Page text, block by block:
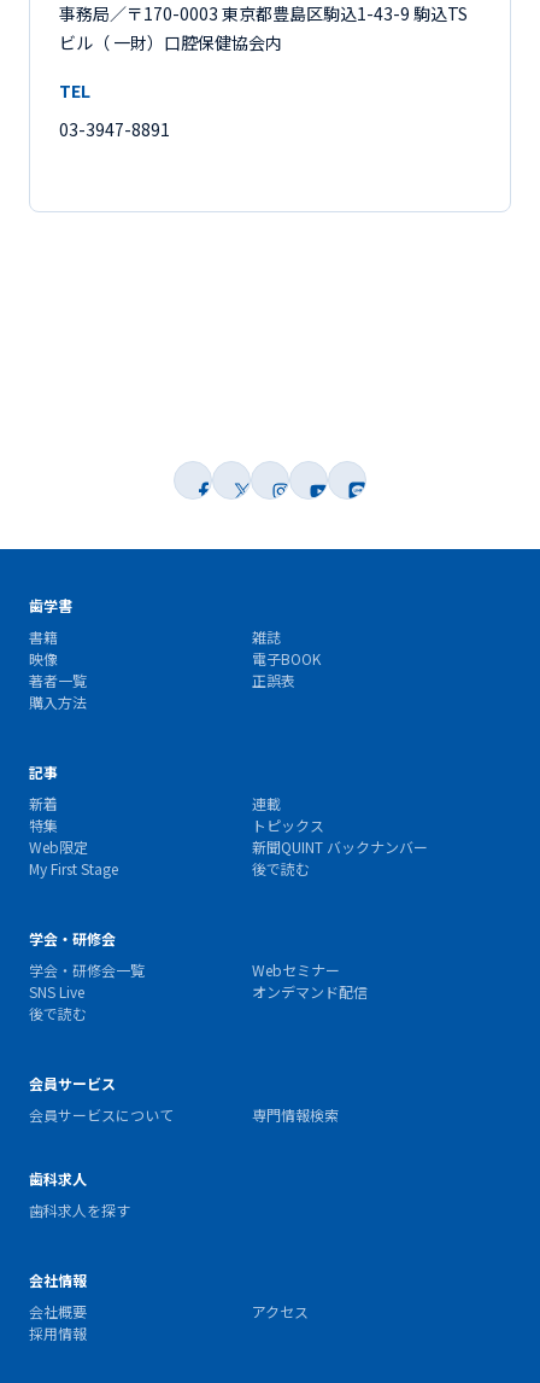
事務局／〒170-0003 東京都豊島区駒込1-43-9 駒込TS
ビル（ 一財）口腔保健協会内
TEL
03-3947-8891
歯学書
書籍
雑誌
映像
電子BOOK
著者一覧
正誤表
購入方法
記事
新着
連載
特集
トピックス
Web限定
新聞QUINT バックナンバー
My First Stage
後で読む
学会・研修会
学会・研修会一覧
Webセミナー
SNS Live
オンデマンド配信
後で読む
会員サービス
会員サービスについて
専門情報検索
歯科求人
歯科求人を探す
会社情報
会社概要
アクセス
採用情報